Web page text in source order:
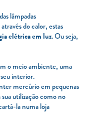
lâmpadas
do calor, estas
elétrica em luz. Ou seja,
o meio ambiente, uma
interior.
mercúrio em pequenas
utilização como no
la numa loja